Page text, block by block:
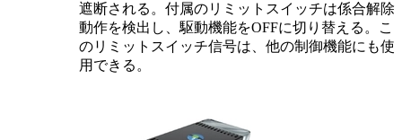
遮断される。付属のリミットスイッチは係合解除
動作を検出し、駆動機能をOFFに切り替える。こ
のリミットスイッチ信号は、他の制御機能にも使
用できる。